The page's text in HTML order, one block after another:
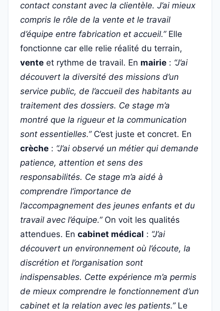
contact constant avec la clientèle. J’ai mieux
compris le rôle de la vente et le travail
d’équipe entre fabrication et accueil.”Elle
fonctionne car elle relie réalité du terrain,
vente et rythme de travail. En mairie : “J’ai
découvert la diversité des missions d’un
service public, de l’accueil des habitants au
traitement des dossiers. Ce stage m’a
montré que la rigueur et la communication
sont essentielles.”C’est juste et concret. En
crèche : “J’ai observé un métier qui demande
patience, attention et sens des
responsabilités. Ce stage m’a aidé à
comprendre l’importance de
l’accompagnement des jeunes enfants et du
travail avec l’équipe.”On voit les qualités
attendues. En cabinet médical : “J’ai
découvert un environnement où l’écoute, la
discrétion et l’organisation sont
indispensables. Cette expérience m’a permis
de mieux comprendre le fonctionnement d’un
cabinet et la relation avec les patients.”Le